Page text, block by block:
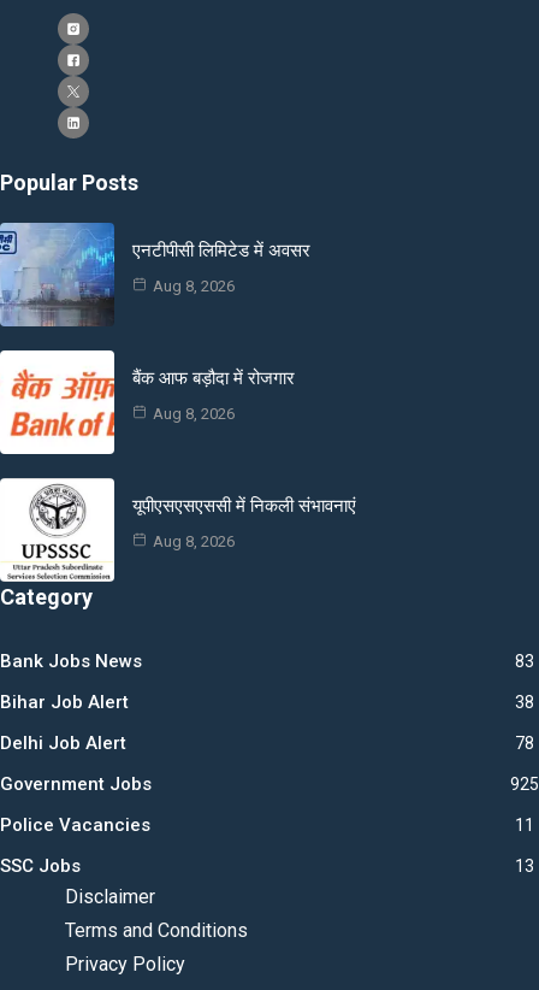
Popular Posts
एनटीपीसी लिमिटेड में अवसर
Aug 8, 2026
बैंक आफ बड़ौदा में रोजगार
Aug 8, 2026
यूपीएसएसएससी में निकली संभावनाएं
Aug 8, 2026
Category
Bank Jobs News 83
Bihar Job Alert 38
Delhi Job Alert 78
Government Jobs 925
Police Vacancies 11
SSC Jobs 13
Disclaimer
Terms and Conditions
Privacy Policy